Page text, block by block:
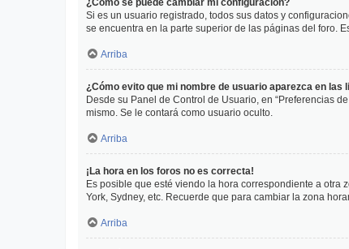
¿Cómo se puede cambiar mi configuración?
Si es un usuario registrado, todos sus datos y
se encuentra en la parte superior de las páginas del foro.
Arriba
¿Cómo evito que mi nombre de usuario aparezca en
Desde su Panel de Control de Usuario, en “Preferencias
mismo. Se le contará como usuario oculto.
Arriba
¡La hora en los foros no es correcta!
Es posible que esté viendo la hora correspondiente a otra
York, Sydney, etc. Recuerde que para cambiar la zona
Arriba